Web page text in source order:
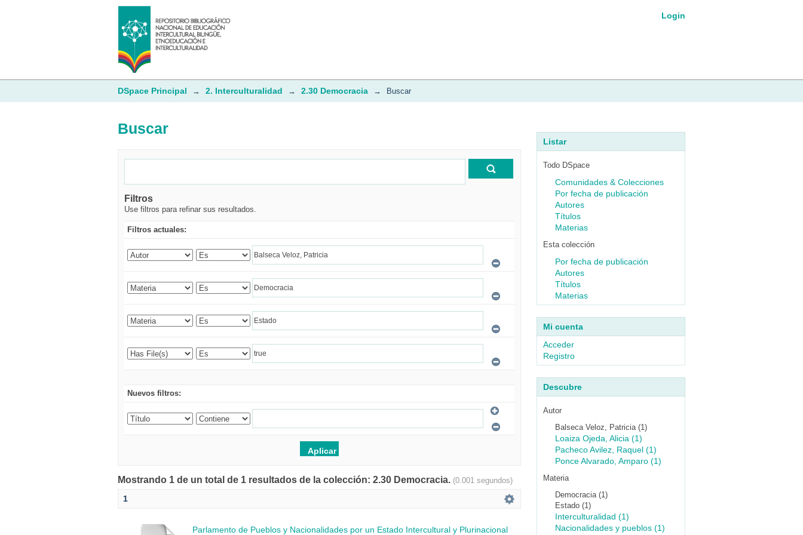
Buscar Login
DSpace Principal → 2. Interculturalidad → 2.30 Democracia → Buscar
Buscar
Filtros
Use filtros para refinar sus resultados.
Filtros actuales:
Nuevos filtros:
Mostrando 1 de un total de 1 resultados de la colección: 2.30 Democracia. (0.001 segundos)
1
Parlamento de Pueblos y Nacionalidades por un Estado Intercultural y Plurinacional
Listar
Todo DSpace
Comunidades & Colecciones
Por fecha de publicación
Autores
Títulos
Materias
Esta colección
Por fecha de publicación
Autores
Títulos
Materias
Mi cuenta
Acceder
Registro
Descubre
Autor
Balseca Veloz, Patricia (1)
Loaiza Ojeda, Alicia (1)
Pacheco Avilez, Raquel (1)
Ponce Alvarado, Amparo (1)
Materia
Democracia (1)
Estado (1)
Interculturalidad (1)
Nacionalidades y pueblos (1)